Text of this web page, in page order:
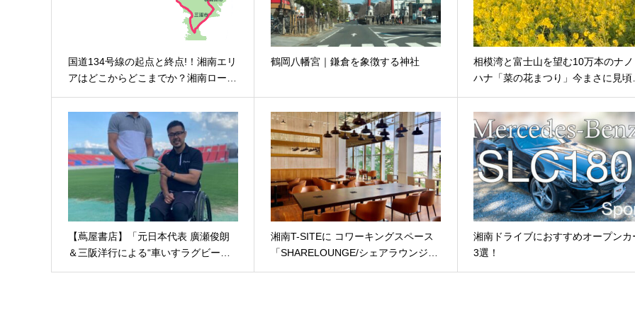
国道134号線の起点と終点!！湘南エリ
アはどこからどこまでか？湘南ロー…
鶴岡八幡宮｜鎌倉を象徴する神社
相模湾と富士山を望む10万本のナノ
ハナ「菜の花まつり」今まさに見
【蔦屋書店】「元日本代表 廣瀬俊朗
＆三阪洋行による“車いすラグビー…
湘南T-SITEに コワーキングスペース
「SHARELOUNGE/シェアラウンジ…
湘南ドライブにおすすめオープンカ
3選！